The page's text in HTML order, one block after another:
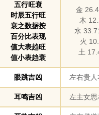
五行旺衰
时辰五行旺
衰之数据按
百分比表现
值大表趋旺
值小表趋衰
金
木
水
火
土
眼跳吉凶 左右贵
耳鸣吉凶 左主女